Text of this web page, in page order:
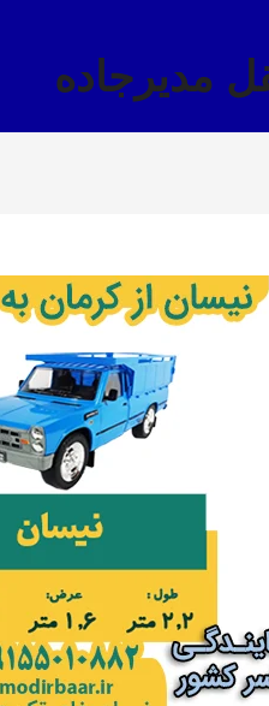
مدیرجاده